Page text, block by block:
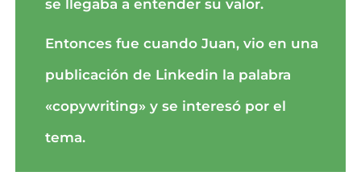
se llegaba a entender su valor.
Entonces fue cuando Juan, vio en una
publicación de Linkedin la palabra
«copywriting» y se interesó por el
tema.